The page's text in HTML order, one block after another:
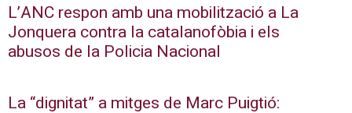
L’ANC respon amb una mobilització a La
Jonquera contra la catalanofòbia i els
abusos de la Policia Nacional
La “dignitat” a mitges de Marc Puigtió: